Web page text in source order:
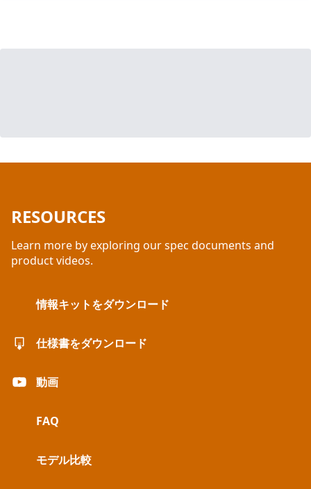
RESOURCES
Learn more by exploring our spec documents and
product videos.
情報キットをダウンロード
仕様書をダウンロード
動画
FAQ
モデル比較